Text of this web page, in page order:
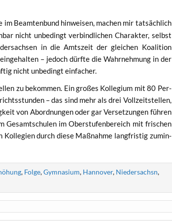
im Beam­ten­bund hin­wei­sen, machen mir tat­säch­lich
nicht unbe­dingt ver­bind­li­chen Cha­rak­ter, selbst
in die Amts­zeit der glei­chen Koali­ti­on
– jedoch dürf­te die Wahr­neh­mung in der
nicht unbe­dingt einfacher.
zu bekom­men. Ein gro­ßes Kol­le­gi­um mit 80 Per­
– das sind mehr als drei Voll­zeit­stel­len,
von Abord­nun­gen oder gar Ver­set­zun­gen füh­ren
Gesamt­schu­len im Ober­stu­fen­be­reich mit fri­schen
Kol­le­gi­en durch die­se Maß­nah­me lang­fris­tig zumin­
, Folge,Gymnasium, Hannover, Niedersachsn,